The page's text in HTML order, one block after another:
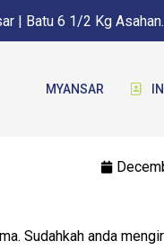
| Batu 6 1/2 Kg
MYANSAR
Sudahkah anda